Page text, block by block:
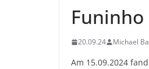
Funinho
20.09.24 Michael
Am 15.09.2024